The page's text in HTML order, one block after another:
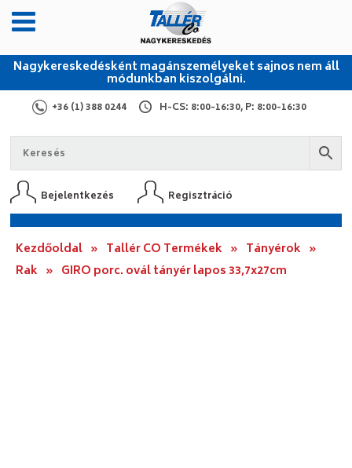
Nagykereskedésként magánszemélyeket sajnos nem áll
módunkban kiszolgálni.
+36 (1) 388 0244 H-CS: 8:00-16:30, P: 8:00-16:30
Bejelentkezés Regisztráció
Kezdőoldal » Tallér CO Termékek » Tányérok »
Rak » GIRO porc. ovál tányér lapos 33,7x27cm